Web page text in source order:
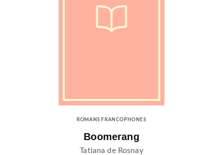
ROMANS FRANCOPHONES
Boomerang
Tatiana de Rosnay